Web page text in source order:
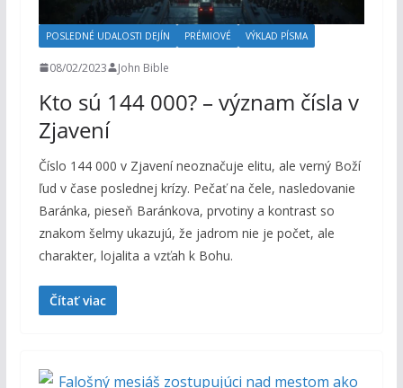
POSLEDNÉ UDALOSTI DEJÍN PRÉMIOVÉ VÝKLAD PÍSMA
08/02/2023 John Bible
Kto sú 144 000? – význam čísla v
Zjavení
Číslo 144 000 v Zjavení neoznačuje elitu, ale verný Boží
ľud v čase poslednej krízy. Pečať na čele, nasledovanie
Baránka, pieseň Baránkova, prvotiny a kontrast so
znakom šelmy ukazujú, že jadrom nie je počet, ale
charakter, lojalita a vzťah k Bohu.
Čítať viac